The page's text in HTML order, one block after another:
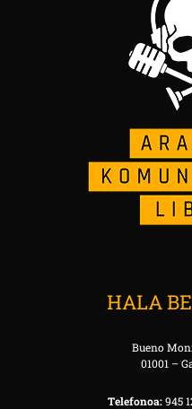
HALA
Bueno
01001 –
Telefonoa:945